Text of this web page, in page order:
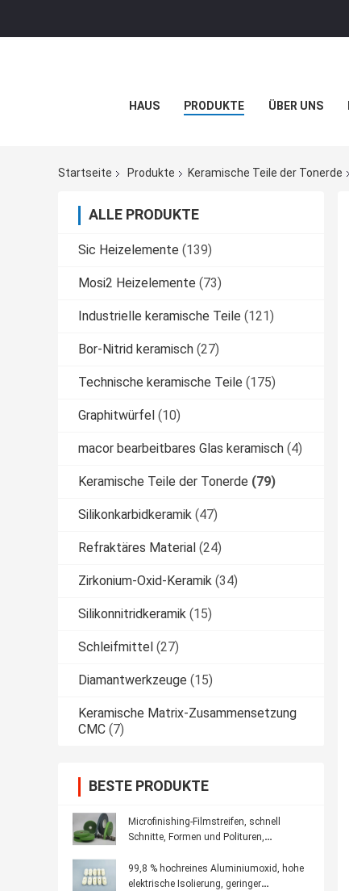
HAUS PRODUKTE ÜBER UNS
Startseite Produkte Keramische Teile der Tonerde
ALLE PRODUKTE
Sic Heizelemente (139)
Mosi2 Heizelemente (73)
Industrielle keramische Teile (121)
Bor-Nitrid keramisch (27)
Technische keramische Teile (175)
Graphitwürfel (10)
macor bearbeitbares Glas keramisch (4)
Keramische Teile der Tonerde (79)
Silikonkarbidkeramik (47)
Refraktäres Material (24)
Zirkonium-Oxid-Keramik (34)
Silikonnitridkeramik (15)
Schleifmittel (27)
Diamantwerkzeuge (15)
Keramische Matrix-Zusammensetzung
CMC (7)
BESTE PRODUKTE
Microfinishing-Filmstreifen, schnell
Schnitte, Formen und Polituren,
Präzisionswerkzeug liefernd
99,8 % hochreines Aluminiumoxid, hohe
elektrische Isolierung, geringer